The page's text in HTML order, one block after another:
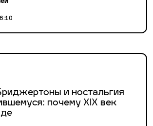
и ностальгия
почему XIX век